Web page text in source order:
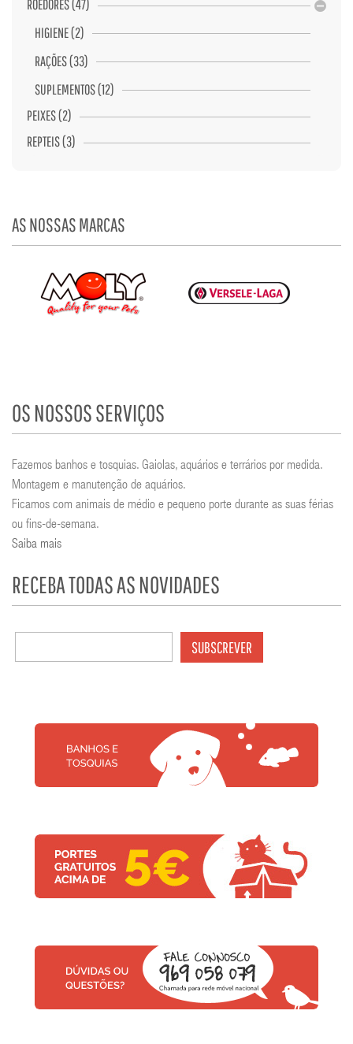
ROEDORES (47)
HIGIENE (2)
RAÇÕES (33)
SUPLEMENTOS (12)
PEIXES (2)
REPTEIS (3)
AS NOSSAS MARCAS
OS NOSSOS SERVIÇOS
Fazemos banhos e tosquias. Gaiolas, aquários e terrários por medida.
Montagem e manutenção de aquários.
Ficamos com animais de médio e pequeno porte durante as suas férias
ou fins-de-semana.
Saiba mais
RECEBA TODAS AS NOVIDADES
SUBSCREVER